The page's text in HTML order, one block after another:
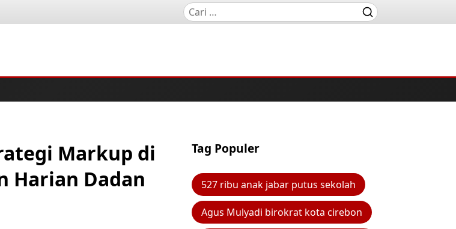
Markup di
Harian Dadan
Tag Populer
527 ribu anak jabar putus sekolah
Agus Mulyadi birokrat kota cirebon